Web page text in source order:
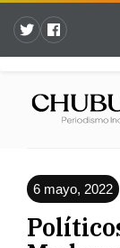
6 mayo, 2022